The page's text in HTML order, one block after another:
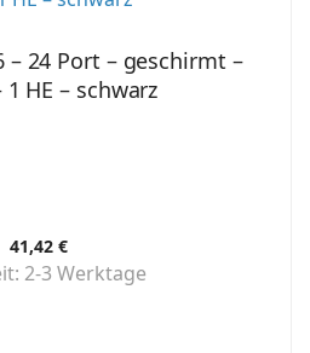
– 24 Port – geschirmt –
1 HE – schwarz
41,42 €
2-3 Werktage